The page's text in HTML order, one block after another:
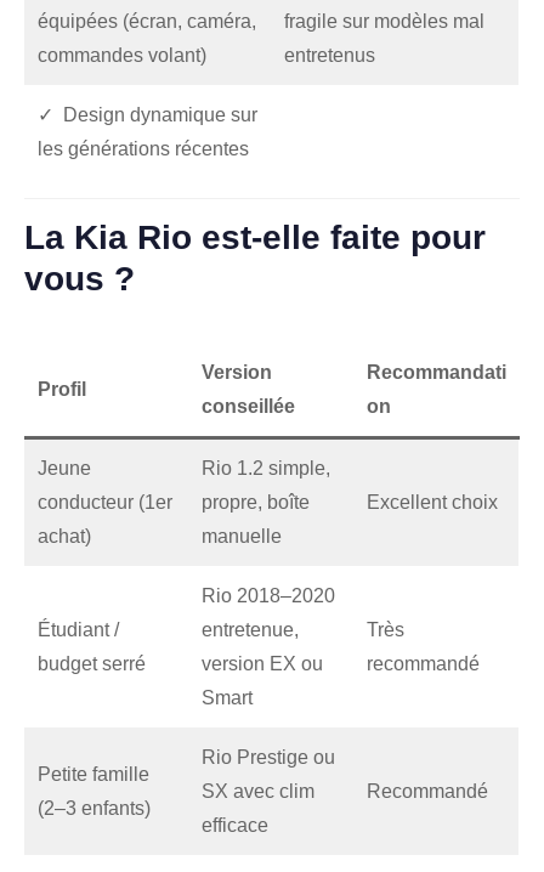
équipées (écran, caméra,
commandes volant)
fragile sur modèles mal
entretenus
✓ Design dynamique sur
les générations récentes
La Kia Rio est-elle faite pour
vous ?
Profil
Version
conseillée
Recommandati
on
Jeune
conducteur (1er
achat)
Rio 1.2 simple,
propre, boîte
manuelle
Excellent choix
Étudiant /
budget serré
Rio 2018–2020
entretenue,
version EX ou
Smart
Très
recommandé
Petite famille
(2–3 enfants)
Rio Prestige ou
SX avec clim
efficace
Recommandé